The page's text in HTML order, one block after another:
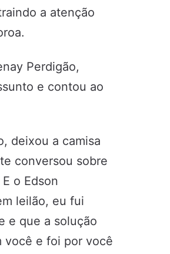
a atenção
Perdigão,
e contou ao
deixou a camisa
conversou sobre
o Edson
leilão, eu fui
e que a solução
você e foi por você